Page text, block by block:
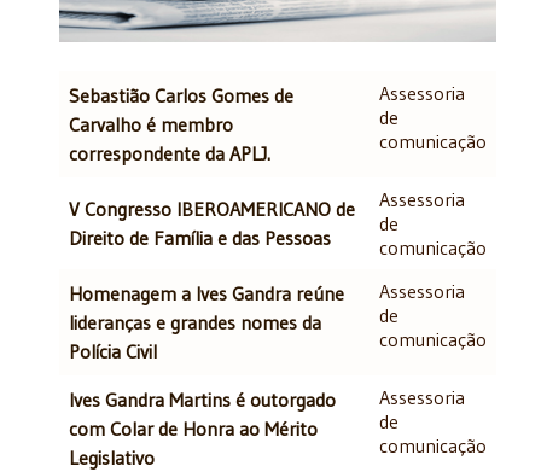
Artigos
Título Autor
Sebastião Carlos Gomes de
Carvalho é membro
correspondente da APLJ.
Assessoria
de
comunicação
V Congresso IBEROAMERICANO de
Direito de Família e das Pessoas
Assessoria
de
comunicação
Homenagem a Ives Gandra reúne
lideranças e grandes nomes da
Polícia Civil
Assessoria
de
comunicação
Ives Gandra Martins é outorgado
com Colar de Honra ao Mérito
Legislativo
Assessoria
de
comunicação